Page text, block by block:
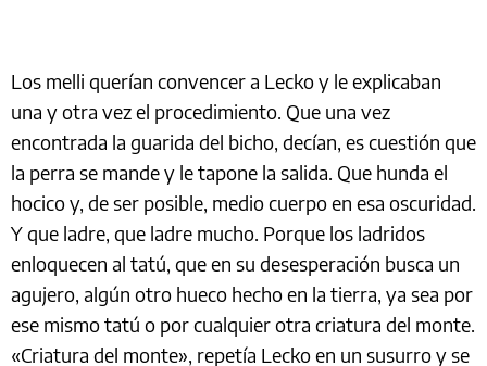
Los melli querían convencer a Lecko y le explicaban
una y otra vez el procedimiento. Que una vez
encontrada la guarida del bicho, decían, es cuestión que
la perra se mande y le tapone la salida. Que hunda el
hocico y, de ser posible, medio cuerpo en esa oscuridad.
Y que ladre, que ladre mucho. Porque los ladridos
enloquecen al tatú, que en su desesperación busca un
agujero, algún otro hueco hecho en la tierra, ya sea por
ese mismo tatú o por cualquier otra criatura del monte.
«Criatura del monte», repetía Lecko en un susurro y se